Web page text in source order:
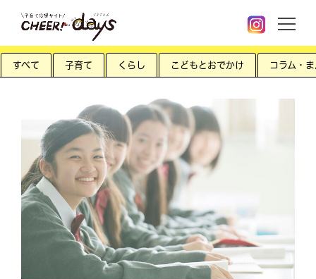
すべて 子育て くらし こどもとおでかけ コラム・